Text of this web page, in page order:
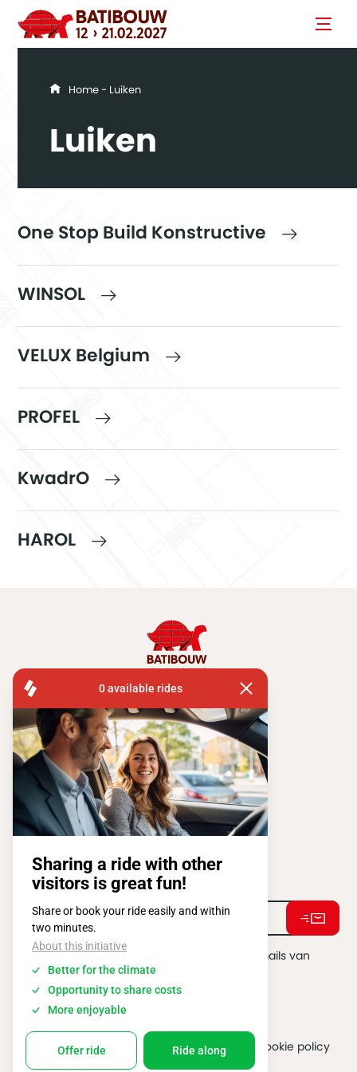
You are here
Home- Luiken
Luiken
One Stop Build Konstructive
WINSOL
VELUX Belgium
PROFEL
KwadrO
HAROL
FISA OPERATIONS
ATOMIUMSQUARE, 1 PB 505
1020 BRUSSEL
Tel:+ 32 2 663 14 01
Stay connected !
Ik ga akkoord met het ontvangen van e-mails van
BATIBOUW.*
Algemene gebruiksvoorwaarden
Cookie policy